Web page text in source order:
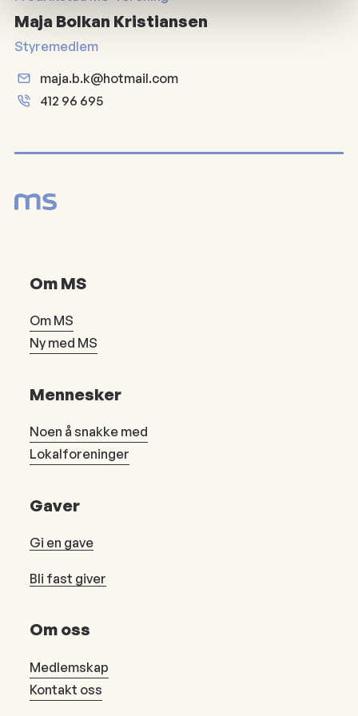
Maja Bolkan Kristiansen
Styremedlem
maja.b.k@hotmail.com
412 96 695
Om MS
Om MS
Ny med MS
Mennesker
Noen å snakke med
Lokalforeninger
Gaver
Gi en gave
Bli fast giver
Om oss
Medlemskap
Kontakt oss